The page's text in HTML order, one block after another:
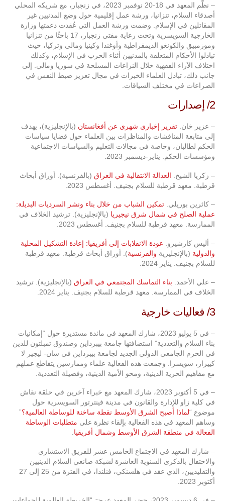
– نظّم المعهد في 18-20 نوفمبر 2023، في زنجبار، مع شريكه المحلي
أصدقاء السلام، تنزانيا، ورشة عمل إقليمية حول وضع المدنيين غير
المقاتلين في الإسلام. وضمت ورشة العمل التي عُقدت دعمتها وزارة
الخارجية السويسرية وتحت رعاية مفتي زنجبار، 17 باحثًا من تنزانيا
وموزمبيق والكونغو الديمقراطية وأوغندا وكينيا ومالي وتركيا، حيث
تبادلوا الأحكام المتعلقة بالمدنيين أثناء الحرب في الإسلام، وكذلك
اختلاف الآراء الفقهية خلال النزاعات المسلحة في سوريا ومالي. إلى
جانب ذلك، تبادل العلماء الخبرات في مجال تعزيز ضبط النفس في
الصراعات في مختلف السياقات.
2/ إصدارات
– عزير خان. تقرير إخباري شهري عن أفغانستان (بالإنجليزية)، يهدف
إلى متابعة المناقشات والمناظرات بين العلماء حول قضايا سياسات
الحكم لطالبان، وخاصة في مجالات التعليم والسياسات الاجتماعية
ومؤسسات الحكم. يناير-ديسمبر 2023.
– زكريا الشيخ. العدالة الانتقالية في العراق (بالفرنسية). أوراق أبحاث
قرطبة. معهد قرطبة للسلام بجنيف. أغسطس 2023.
– كاثرين بوريلي. تمكين الشباب من خلال بناء ونشر السرديات البديلة:
عملية الصلح في شمال شرق نيجيريا (بالإنجليزية). ترشيد الخلاف في
الممارسة. معهد قرطبة للسلام بجنيف. أغسطس 2023.
– أليس كارشيرو. عودة الانقلابات إلى أفريقيا: إعادة التشكيل المحلية
والدولية (بالإنجليزية والفرنسية). أوراق أبحاث قرطبة. معهد قرطبة
للسلام بجنيف. يناير 2024.
– علي الأحمد. بناء التماسك المجتمعي في العراق (بالإنجليزية). ترشيد
الخلاف في الممارسة. معهد قرطبة للسلام بجنيف. يناير 2024.
3/ فعاليات خارجية
– في 5 يوليو 2023، شارك المعهد في مائدة مستديرة حول “إمكانيات
بناء السلام والتعددية” استضافتها جامعة بيبرداين وصندوق تمبلتون للدين
في الحرم الجامعي الدولي الجديد لجامعة بيبرداين في سان- ليجير لا
كييزاز، سويسرا. وجمعت هذه الفعالية علماء وممارسين يتقاطع عملهم
مع مفاهيم الحرية الدينية، ومحو الأمية الدينية، وفضيلة التعددية.
– في 5 أكتوبر 2023، شارك المعهد مع خبراء آخرين في حلقة نقاش
في كلية زاو للإدارة والقانون في مدينة فينترتور السويسرية حول
موضوع “لماذا أصبح الشرق الأوسط نقطة ساخنة للوساطة العالمية؟”
وساهم المعهد في هذه الفعالية بإلقاء نظرة على متطلبات الوساطة
الفعالة في منطقة الشرق الأوسط وشمال أفريقيا.
– شارك المعهد في الاجتماع الخامس عشر للفريق الاستشاري
والاحتفال بالذكرى السنوية العاشرة لشبكة صانعي السلام الدينيين
والتقليديين، الذي عقد في هلسنكي، فنلندا، في الفترة من 25 إلى 27
أكتوبر 2023.